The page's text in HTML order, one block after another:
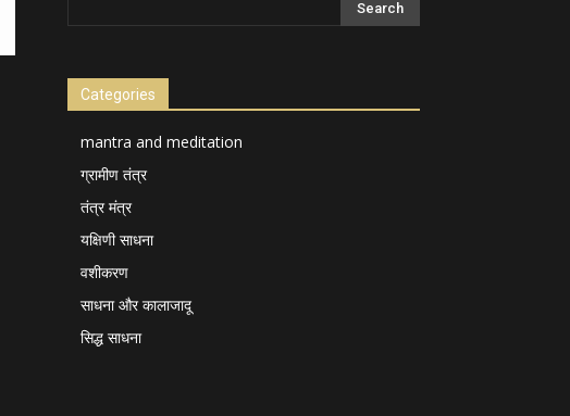
Categories
mantra and meditation
ग्रामीण तंत्र
तंत्र मंत्र
यक्षिणी साधना
वशीकरण
साधना और कालाजादू
सिद्ध साधना